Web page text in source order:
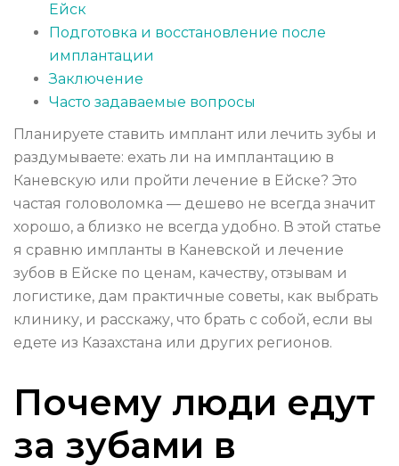
Ейск
Подготовка и восстановление после
имплантации
Заключение
Часто задаваемые вопросы
Планируете ставить имплант или лечить зубы и
раздумываете: ехать ли на имплантацию в
Каневскую или пройти лечение в Ейске? Это
частая головоломка — дешево не всегда значит
хорошо, а близко не всегда удобно. В этой статье
я сравню импланты в Каневской и лечение
зубов в Ейске по ценам, качеству, отзывам и
логистике, дам практичные советы, как выбрать
клинику, и расскажу, что брать с собой, если вы
едете из Казахстана или других регионов.
Почему люди едут
за зубами в